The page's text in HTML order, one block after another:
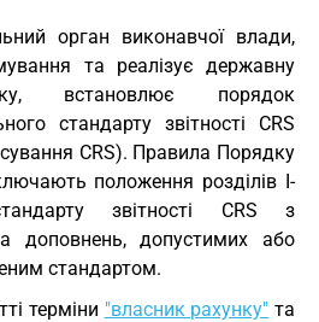
орган виконавчої влади,
та реалізує державну
встановлює порядок
стандарту звітності CRS
CRS). Правила Порядку
положення розділів I-
звітності CRS з
доповнень, допустимих або
стандартом.
терміни "власник рахунку" та